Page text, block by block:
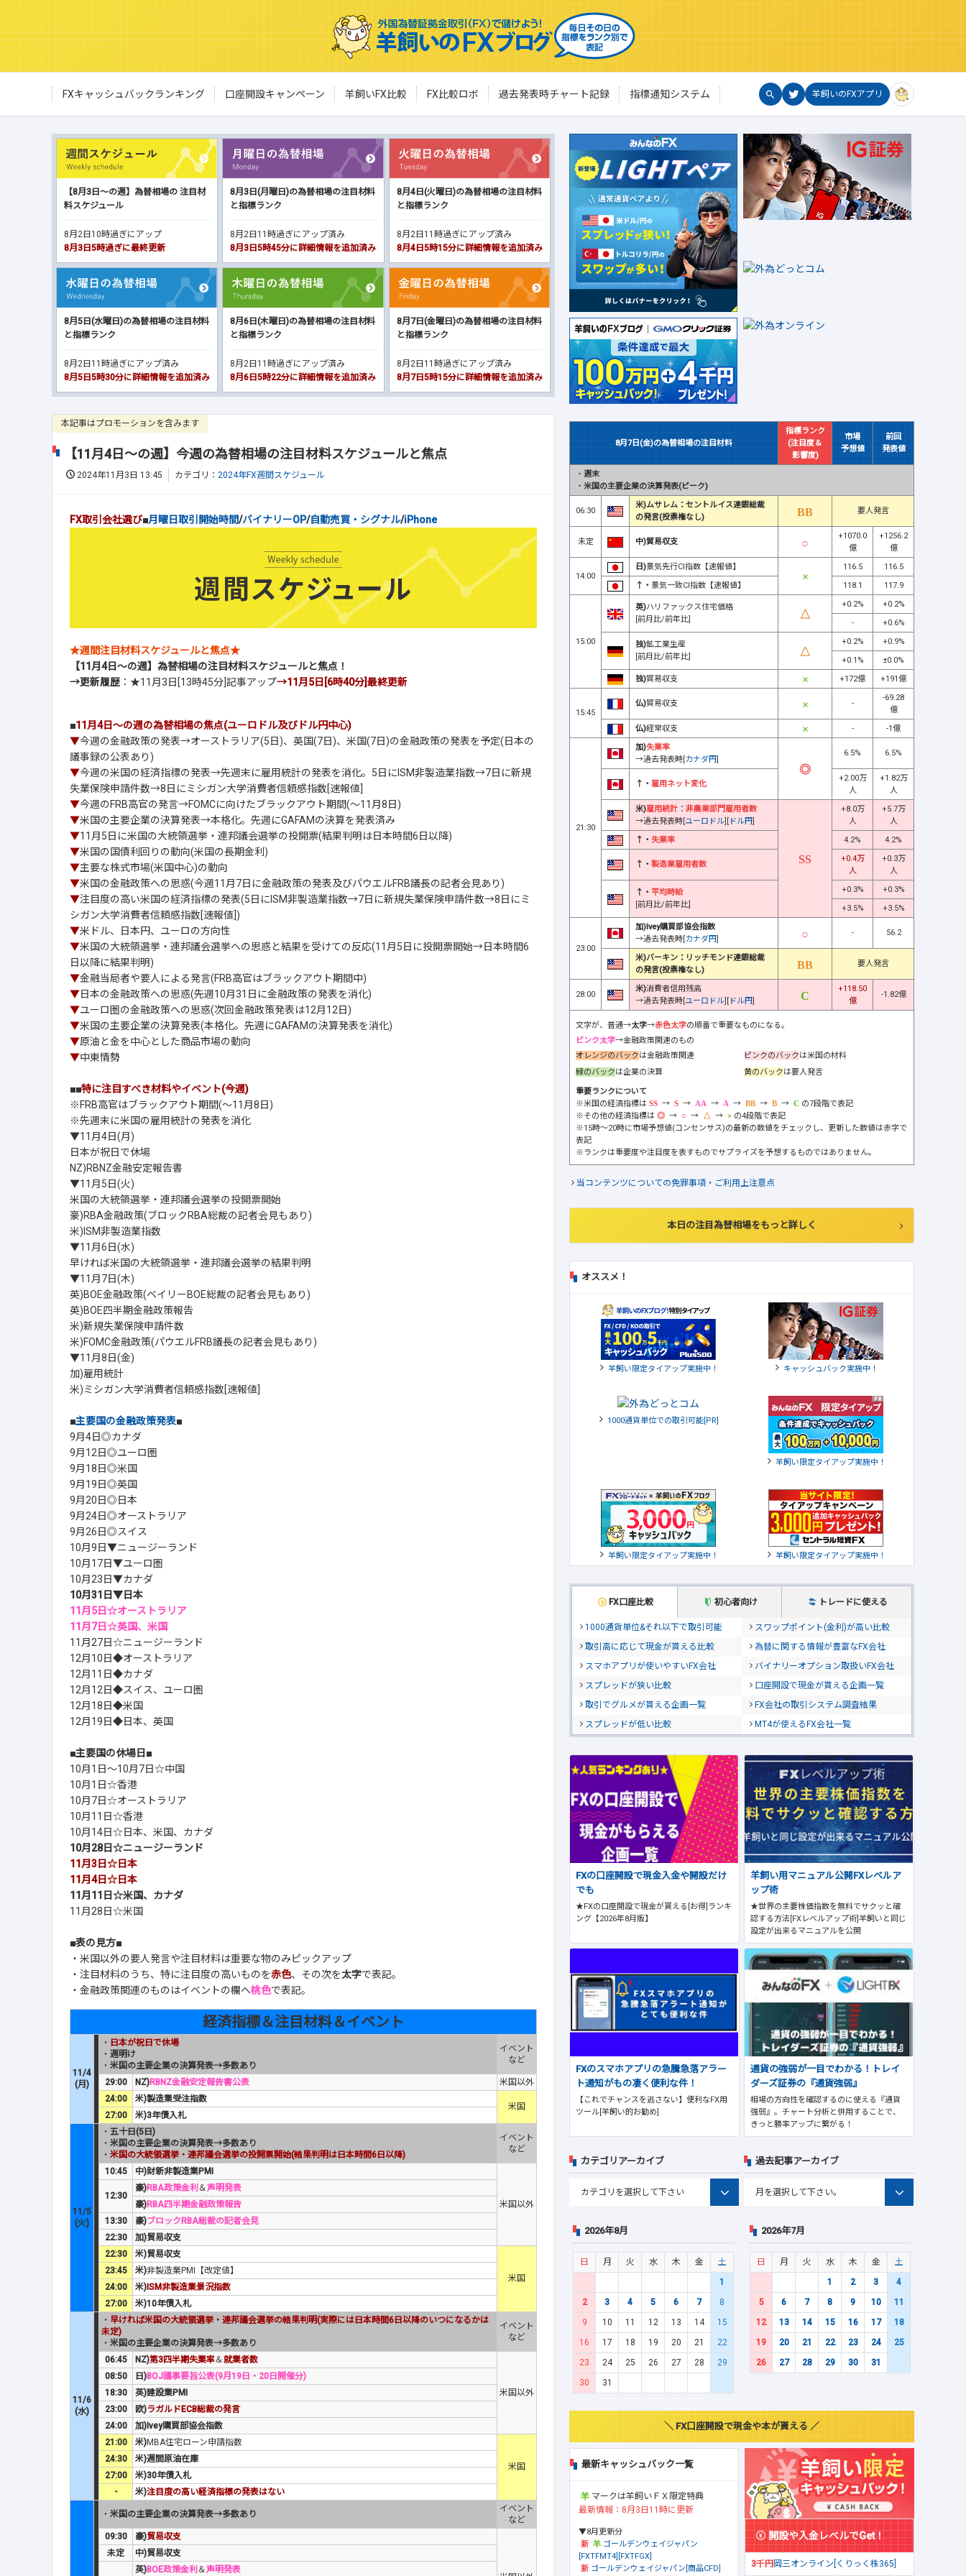
FXキャッシュバックランキング 口座開設キャンペーン 羊飼いFX比較 FX比較ロボ 過去発表時チャート記録 指標通知システム 羊飼いのFXアプリ
【8月3日～の週】為替相場の 注目材
料スケジュール
8月2日10時過ぎにアップ
8月3日5時過ぎに最終更新
8月3日(月曜日)の為替相場の注目材料
と指標ランク
8月2日11時過ぎにアップ済み
8月3日5時45分に詳細情報を追加済み
8月4日(火曜日)の為替相場の注目材料
と指標ランク
8月2日11時過ぎにアップ済み
8月4日5時15分に詳細情報を追加済み
8月5日(水曜日)の為替相場の注目材料
と指標ランク
8月2日11時過ぎにアップ済み
8月5日5時30分に詳細情報を追加済み
8月6日(木曜日)の為替相場の注目材料
と指標ランク
8月2日11時過ぎにアップ済み
8月6日5時22分に詳細情報を追加済み
8月7日(金曜日)の為替相場の注目材料
と指標ランク
8月2日11時過ぎにアップ済み
8月7日5時15分に詳細情報を追加済み
本記事はプロモーションを含みます
【11月4日～の週】今週の為替相場の注目材料スケジュールと焦点
2024年11月3日 13:45 カテゴリ： 2024年FX週間スケジュール
FX取引会社選び■月曜日取引開始時間/バイナリーOP/自動売買・シグナル/iPhone
★週間注目材料スケジュールと焦点★
【11月4日～の週】為替相場の注目材料スケジュールと焦点！
→更新履歴 ：★11月3日[13時45分]記事アップ→11月5日[6時40分]最終更新
■11月4日～の週の為替相場の焦点(ユーロドル及びドル円中心)
▼今週の金融政策の発表→オーストラリア(5日)、英国(7日)、米国(7日)の金融政策の発表を予定(日本の
議事録の公表あり)
▼今週の米国の経済指標の発表→先週末に雇用統計の発表を消化。5日にISM非製造業指数→7日に新規
失業保険申請件数→8日にミシガン大学消費者信頼感指数[速報値]
▼今週のFRB高官の発言→FOMCに向けたブラックアウト期間(～11月8日)
▼米国の主要企業の決算発表→本格化。先週にGAFAMの決算を発表済み
▼11月5日に米国の大統領選挙・連邦議会選挙の投開票(結果判明は日本時間6日以降)
▼米国の国債利回りの動向(米国の長期金利)
▼主要な株式市場(米国中心)の動向
▼米国の金融政策への思惑(今週11月7日に金融政策の発表及びパウエルFRB議長の記者会見あり)
▼注目度の高い米国の経済指標の発表(5日にISM非製造業指数→7日に新規失業保険申請件数→8日にミ
シガン大学消費者信頼感指数[速報値])
▼米ドル、日本円、ユーロの方向性
▼米国の大統領選挙・連邦議会選挙への思惑と結果を受けての反応(11月5日に投開票開始→日本時間6
日以降に結果判明)
▼金融当局者や要人による発言(FRB高官はブラックアウト期間中)
▼日本の金融政策への思惑(先週10月31日に金融政策の発表を消化)
▼ユーロ圏の金融政策への思惑(次回金融政策発表は12月12日)
▼米国の主要企業の決算発表(本格化。先週にGAFAMの決算発表を消化)
▼原油と金を中心とした商品市場の動向
▼中東情勢
■■特に注目すべき材料やイベント(今週)
※FRB高官はブラックアウト期間(～11月8日)
※先週末に米国の雇用統計の発表を消化
▼11月4日(月)
日本が祝日で休場
NZ)RBNZ金融安定報告書
▼11月5日(火)
米国の大統領選挙・連邦議会選挙の投開票開始
豪)RBA金融政策(ブロックRBA総裁の記者会見もあり)
米)ISM非製造業指数
▼11月6日(水)
早ければ米国の大統領選挙・連邦議会選挙の結果判明
▼11月7日(木)
英)BOE金融政策(ベイリーBOE総裁の記者会見もあり)
英)BOE四半期金融政策報告
米)新規失業保険申請件数
米)FOMC金融政策(パウエルFRB議長の記者会見もあり)
▼11月8日(金)
加)雇用統計
米)ミシガン大学消費者信頼感指数[速報値]
■主要国の金融政策発表■
9月4日◎カナダ
9月12日◎ユーロ圏
9月18日◎米国
9月19日◎英国
9月20日◎日本
9月24日◎オーストラリア
9月26日◎スイス
10月9日▼ニュージーランド
10月17日▼ユーロ圏
10月23日▼カナダ
10月31日▼日本
11月5日☆オーストラリア
11月7日☆英国、米国
11月27日☆ニュージーランド
12月10日◆オーストラリア
12月11日◆カナダ
12月12日◆スイス、ユーロ圏
12月18日◆米国
12月19日◆日本、英国
■主要国の休場日■
10月1日～10月7日☆中国
10月1日☆香港
10月7日☆オーストラリア
10月11日☆香港
10月14日☆日本、米国、カナダ
10月28日☆ニュージーランド
11月3日☆日本
11月4日☆日本
11月11日☆米国、カナダ
11月28日☆米国
■表の見方■
・米国以外の要人発言や注目材料は重要な物のみピックアップ
・注目材料のうち、特に注目度の高いものを赤色、その次を太字で表記。
・金融政策関連のものはイベントの欄へ桃色で表記。
経済指標＆注目材料＆イベント
11/4
(月)
・ 日本が祝日で休場
・ 週明け
・ 米国の主要企業の決算発表→多数あり
イベント
など
29:00 NZ)RBNZ金融安定報告書公表
米国以外
24:00
米)製造業受注指数
米国
27:00
米)3年債入札
11/5
(火)
・ 五十日(5日)
・ 米国の主要企業の決算発表→多数あり
・ 米国の大統領選挙・連邦議会選挙の投開票開始(結果判明は日本時間6日以降)
イベント
など
10:45 中)財新非製造業PMI
米国以外
12:30
豪)RBA政策金利 ＆声明発表
豪)RBA四半期金融政策報告
13:30
豪)ブロックRBA総裁の記者会見
22:30
加)貿易収支
22:30
米)貿易収支
米国
23:45 米)非製造業PMI【改定値】
24:00
米) ISM非製造業景況指数
27:00
米)10年債入札
11/6
(水)
・ 早ければ米国の大統領選挙・連邦議会選挙の結果判明(実際には日本時間6日以降のいつになるかは
未定)
・ 米国の主要企業の決算発表→多数あり
イベント
など
06:45 NZ)第3四半期失業率＆就業者数
米国以外
08:50 日)BOJ議事要旨公表(9月19日・20日開催分)
18:30
英)建設業PMI
23:00
欧)ラガルドECB総裁の発言
24:00
加)Ivey購買部協会指数
21:00
米)MBA住宅ローン申請指数
米国
24:30
米)週間原油在庫
27:00
米)30年債入札
-
米)注目度の高い経済指標の発表はない
・ 米国の主要企業の決算発表→多数あり
イベント
など
09:30
豪)貿易収支
未定
中)貿易収支
英)BOE政策金利 ＆声明発表
8月7日(金)の為替相場の注目材料
指標ランク
(注目度＆
影響度)
市場
予想値
前回
発表値
・ 週末
・ 米国の主要企業の決算発表(ピーク)
06:30
米)ムサレム：セントルイス連銀総裁
の発言(投票権なし)
要人発言
未定 中)貿易収支
+1070.0
億
+1256.2
億
14:00
日)景気先行CI指数【速報値】 116.5
116.5
↑・ 景気一致CI指数【速報値】 118.1 117.9
15:00
英)ハリファックス住宅価格
[前月比/前年比]
+0.2%
+0.2%
-
+0.6%
独)鉱工業生産
[前月比/前年比]
+0.2%
+0.9%
+0.1%
±0.0%
独)貿易収支 +172億 +191億
15:45
仏)貿易収支 -
-69.28
億
仏)経常収支 - -1億
21:30
加)失業率
→過去発表時[カナダ円]
6.5% 6.5%
↑・ 雇用ネット変化
+2.00万
人
+1.82万
人
米)雇用統計 ： 非農業部門雇用者数
→過去発表時[ユーロドル][ ドル円]
+8.0万
人
+5.7万
人
↑・ 失業率 4.2% 4.2%
↑・ 製造業雇用者数
+0.4万
人
+0.3万
人
↑・ 平均時給
[前月比/前年比]
+0.3%
+0.3%
+3.5%
+3.5%
23:00
加)Ivey購買部協会指数
→過去発表時[カナダ円]
- 56.2
米)バーキン：リッチモンド連銀総裁
の発言(投票権なし)
要人発言
28:00
米)消費者信用残高
→過去発表時[ユーロドル][ ドル円]
+118.50
億
-1.82億
文字が、普通→太字→赤色太字の順番で重要なものになる。
ピンク太字→金融政策関連のもの
オレンジのバックは金融政策関連 ピンクのバックは米国の材料
緑のバックは企業の決算 黄のバックは要人発言
重要ランクについて
※米国の経済指標は
→ → → → → →
の7段階で表記
※その他の経済指標は
→ → →
の4段階で表記
※15時～20時に市場予想値(コンセンサス)の最新の数値をチェックし、更新した数値は赤字で
表記
※ランクは重要度や注目度を表すものでサプライズを予想するものではありません。
当コンテンツについての免罪事項・ご利用上注意点
本日の注目為替相場をもっと詳しく
オススメ！
羊飼い限定タイアップ実施中！ キャッシュバック実施中！
1000通貨単位での取引可能[PR]
羊飼い限定タイアップ実施中！
羊飼い限定タイアップ実施中！ 羊飼い限定タイアップ実施中！
FX口座比較 初心者向け トレードに使える
1000通貨単位&それ以下で取引可能
スワップポイント(金利)が高い比較
取引高に応じて現金が貰える比較
為替に関する情報が豊富なFX会社
スマホアプリが使いやすいFX会社
バイナリーオプション取扱いFX会社
スプレッドが狭い比較
口座開設で現金が貰える企画一覧
取引でグルメが貰える企画一覧
FX会社の取引システム調査結果
スプレッドが低い比較
MT4が使えるFX会社一覧
FXの口座開設で現金入金や開設だけ
でも
★FXの口座開設で現金が貰える[お得]ランキ
ング【2026年8月版】
羊飼い用マニュアル公開FXレベルア
ップ術
★世界の主要株価指数を無料でサクッと確
認する方法[FXレベルアップ術]羊飼いと同じ
設定が出来るマニュアルを公開
FXのスマホアプリの急騰急落アラー
ト通知がもの凄く便利な件！
【これでチャンスを逃さない】便利なFX用
ツール[羊飼い的お勧め]
通貨の強弱が一目でわかる！トレイ
ダーズ証券の『通貨強弱』
相場の方向性を確認するのに使える『通貨
強弱』。チャート分析と併用することで、
きっと勝率アップに繋がる！
カテゴリアーカイブ 過去記事アーカイブ
2026年8月
日 月 火 水 木 金
土
1
2
3 4 5 6 7
8
9
10 11 12 13 14
15
16
17 18 19 20 21
22
23
24 25 26 27 28
29
30
31
2026年7月
日 月 火 水 木 金
土
1
2 3
4
5
6 7 8 9 10
11
12
13 14 15 16 17
18
19
20 21 22 23 24
25
26
27 28 29 30 31
＼ FX口座開設で現金や本が貰える ／
最新キャッシュバック一覧
マークは羊飼いＦＸ限定特典
最新情報：8月3日11時に更新
▼8月更新分
ゴールデンウェイジャパン
[FXTFMT4][FXTFGX]
ゴールデンウェイジャパン[商品CFD]
開設や入金レベルでGet！
3千円岡三オンライン[くりっく株365]